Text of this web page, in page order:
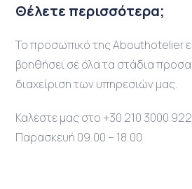
Θέλετε περισσότερα;
Το προσωπικό της Abouthotelier
βοηθήσει σε όλα τα στάδια
διαχείριση των υπηρεσιών μας.
Καλέστε μας στο +30 210 3000
Παρασκευή 09.00 – 18.00